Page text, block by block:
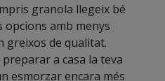
granola llegeix bé
amb menys
greixos de qualitat.
a casa la teva
esmorzar encara més